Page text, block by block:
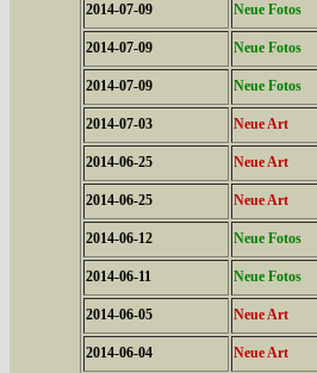
2014-07-09 Neue Fotos
2014-07-09 Neue Fotos
2014-07-09 Neue Fotos
2014-07-03 Neue Art
2014-06-25 Neue Art
2014-06-25 Neue Art
2014-06-12 Neue Fotos
2014-06-11 Neue Fotos
2014-06-05 Neue Art
2014-06-04 Neue Art